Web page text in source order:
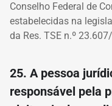
Conselho Federal de
estabelecidas na
da Res. TSE n.º
25. A pessoa
responsável pela